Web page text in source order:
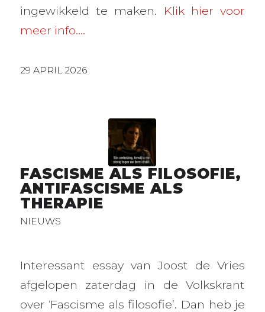
ingewikkeld te maken. Klik hier voor
meer info….
29 APRIL 2026
FASCISME ALS FILOSOFIE,
ANTIFASCISME ALS
THERAPIE
NIEUWS
Interessant essay van Joost de Vries
afgelopen zaterdag in de Volkskrant
over ‘Fascisme als filosofie’. Dan heb je